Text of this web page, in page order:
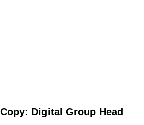
Copy: Digital Group Head